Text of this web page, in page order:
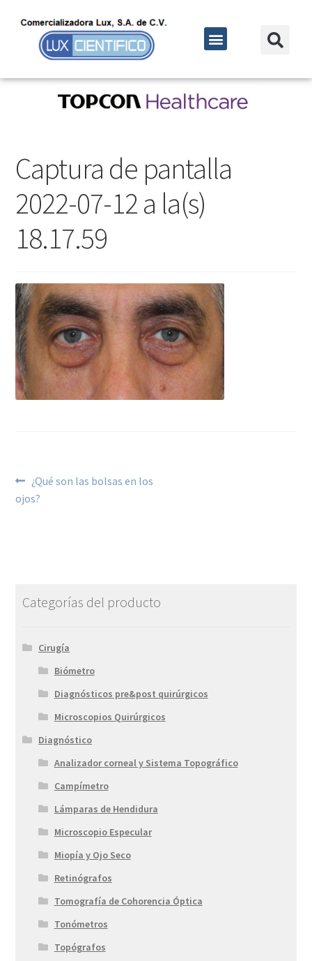
Captura de pantalla
2022-07-12 a la(s)
18.17.59
¿Qué son las bolsas en los
ojos?
Categorías del producto
Cirugía
Biómetro
Diagnósticos pre&post quirúrgicos
Microscopios Quirúrgicos
Diagnóstico
Analizador corneal y Sistema Topográfico
Campímetro
Lámparas de Hendidura
Microscopio Especular
Miopía y Ojo Seco
Retinógrafos
Tomografía de Cohorencia Óptica
Tonómetros
Topógrafos